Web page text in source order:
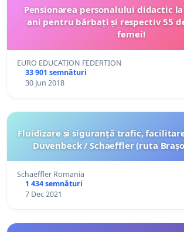
Pensionarea personalului didactic
ani pentru bărbați și respectiv 55
femei!
EURO EDUCATION FEDERTION
33 901 semnături
30 Jun 2018
Fluidizare și siguranță trafic,
Duvenbeck / Schaeffler (ruta
Schaeffler Romania
1 434 semnături
7 Dec 2021